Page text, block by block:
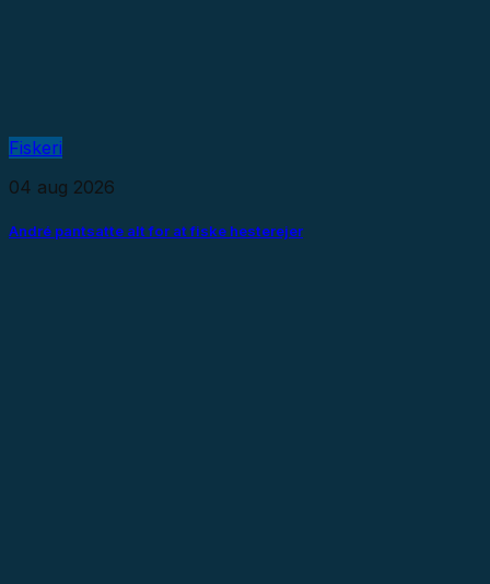
Fiskeri
04 aug 2026
André pantsatte alt for at fiske hesterejer